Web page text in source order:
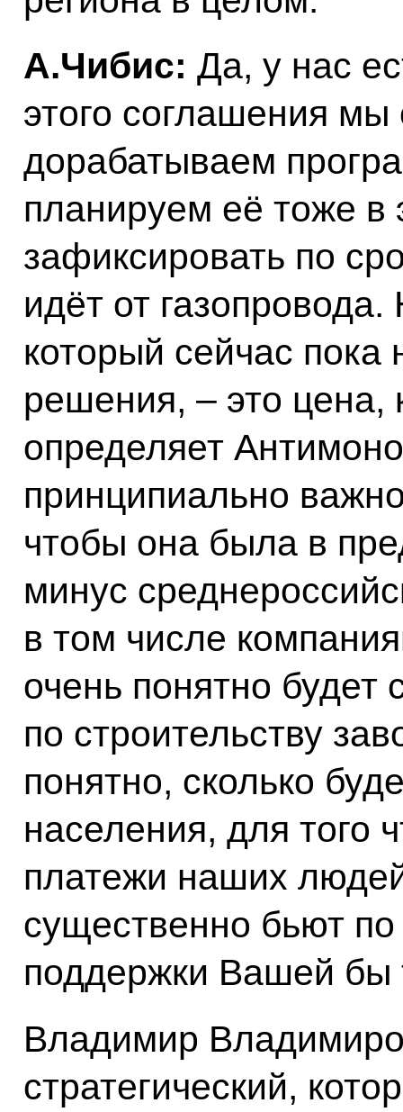
А.Чибис: Да, у нас
этого соглашения мы
дорабатываем
планируем её тоже в
зафиксировать по
идёт от
который сейчас пока
решения, – это цена,
определяет
принципиально
чтобы она была в
минус
в том числе
очень понятно будет
по строительству
понятно, сколько
населения, для того
платежи наших
существенно бьют
поддержки Вашей бы
Владимир
стратегический,